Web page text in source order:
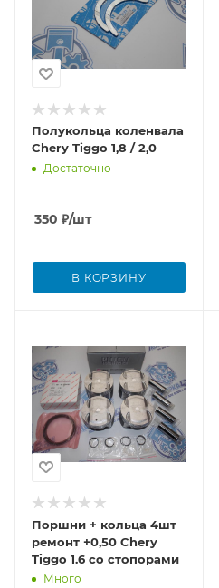
Полукольца коленвала
Chery Tiggo 1,8 / 2,0
Достаточно
350 ₽/шт
В КОРЗИНУ
Поршни + кольца 4шт
ремонт +0,50 Chery
Tiggo 1.6 со стопорами
Много